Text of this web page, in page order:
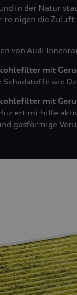
in der Natur
die Zuluft
von Audi
mit
wie
mit
mithilfe
gasförmige